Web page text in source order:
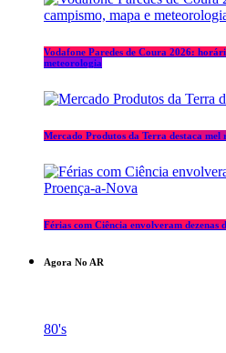
Vodafone Paredes de Coura 2026:
meteorologia
Mercado Produtos da Terra destaca mel
Férias com Ciência envolveram dezenas
Agora No AR
80's